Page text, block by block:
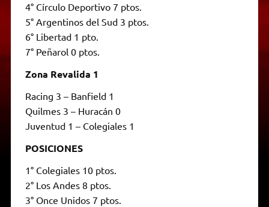
4° Círculo Deportivo 7 ptos.
5° Argentinos del Sud 3 ptos.
6° Libertad 1 pto.
7° Peñarol 0 ptos.
Zona Revalida 1
Racing 3 – Banfield 1
Quilmes 3 – Huracán 0
Juventud 1 – Colegiales 1
POSICIONES
1° Colegiales 10 ptos.
2° Los Andes 8 ptos.
3° Once Unidos 7 ptos.